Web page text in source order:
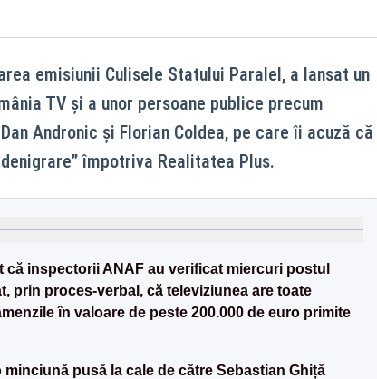
emisiunii Culisele Statului Paralel, a lansat un
TV și a unor persoane publice precum
Andronic și Florian Coldea, pe care îi acuză că
împotriva Realitatea Plus.
inspectorii ANAF au verificat miercuri postul
prin proces-verbal, că televiziunea are toate
în valoare de peste 200.000 de euro primite
pusă la cale de către Sebastian Ghiță